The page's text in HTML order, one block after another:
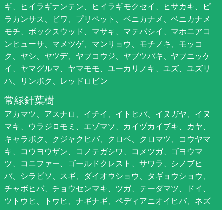
ギ、ヒイラギナンテン、ヒイラギモクセイ、ヒサカキ、ピ
ラカンサス、ビワ、プリペット、ベニカナメ、ベニカナメ
モチ、ボックスウッド、マサキ、マテバシイ、マホニアコ
ンヒューサ、マメツゲ、マンリョウ、モチノキ、モッコ
ク、ヤシ、ヤツデ、ヤブコウジ、ヤブツバキ、ヤブニッケ
イ、ヤマグルマ、ヤマモモ、ユーカリノキ、ユズ、ユズリ
ハ、リンボク、レッドロビン
常緑針葉樹
アカマツ、アスナロ、イチイ、イトヒバ、イヌガヤ、イヌ
マキ、ウラジロモミ、エゾマツ、カイヅカイブキ、カヤ、
キャラボク、クジャクヒバ、クロベ、クロマツ、コウヤマ
キ、コウヨウザン、コノテガシワ、コメツガ、ゴヨウマ
ツ、コニファー、ゴールドクレスト、サワラ、シノブヒ
バ、シラビソ、スギ、ダイオウショウ、タギョウショウ、
チャボヒバ、チョウセンマキ、ツガ、テーダマツ、ドイ、
ツトウヒ、トウヒ、ナギナギ、ペディアニオイヒバ、ネズ